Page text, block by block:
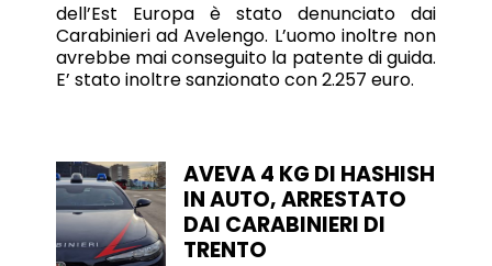
dell’Est Europa è stato denunciato dai
Carabinieri ad Avelengo. L’uomo inoltre non
avrebbe mai conseguito la patente di guida.
E’ stato inoltre sanzionato con 2.257 euro.
AVEVA 4 KG DI HASHISH
IN AUTO, ARRESTATO
DAI CARABINIERI DI
TRENTO